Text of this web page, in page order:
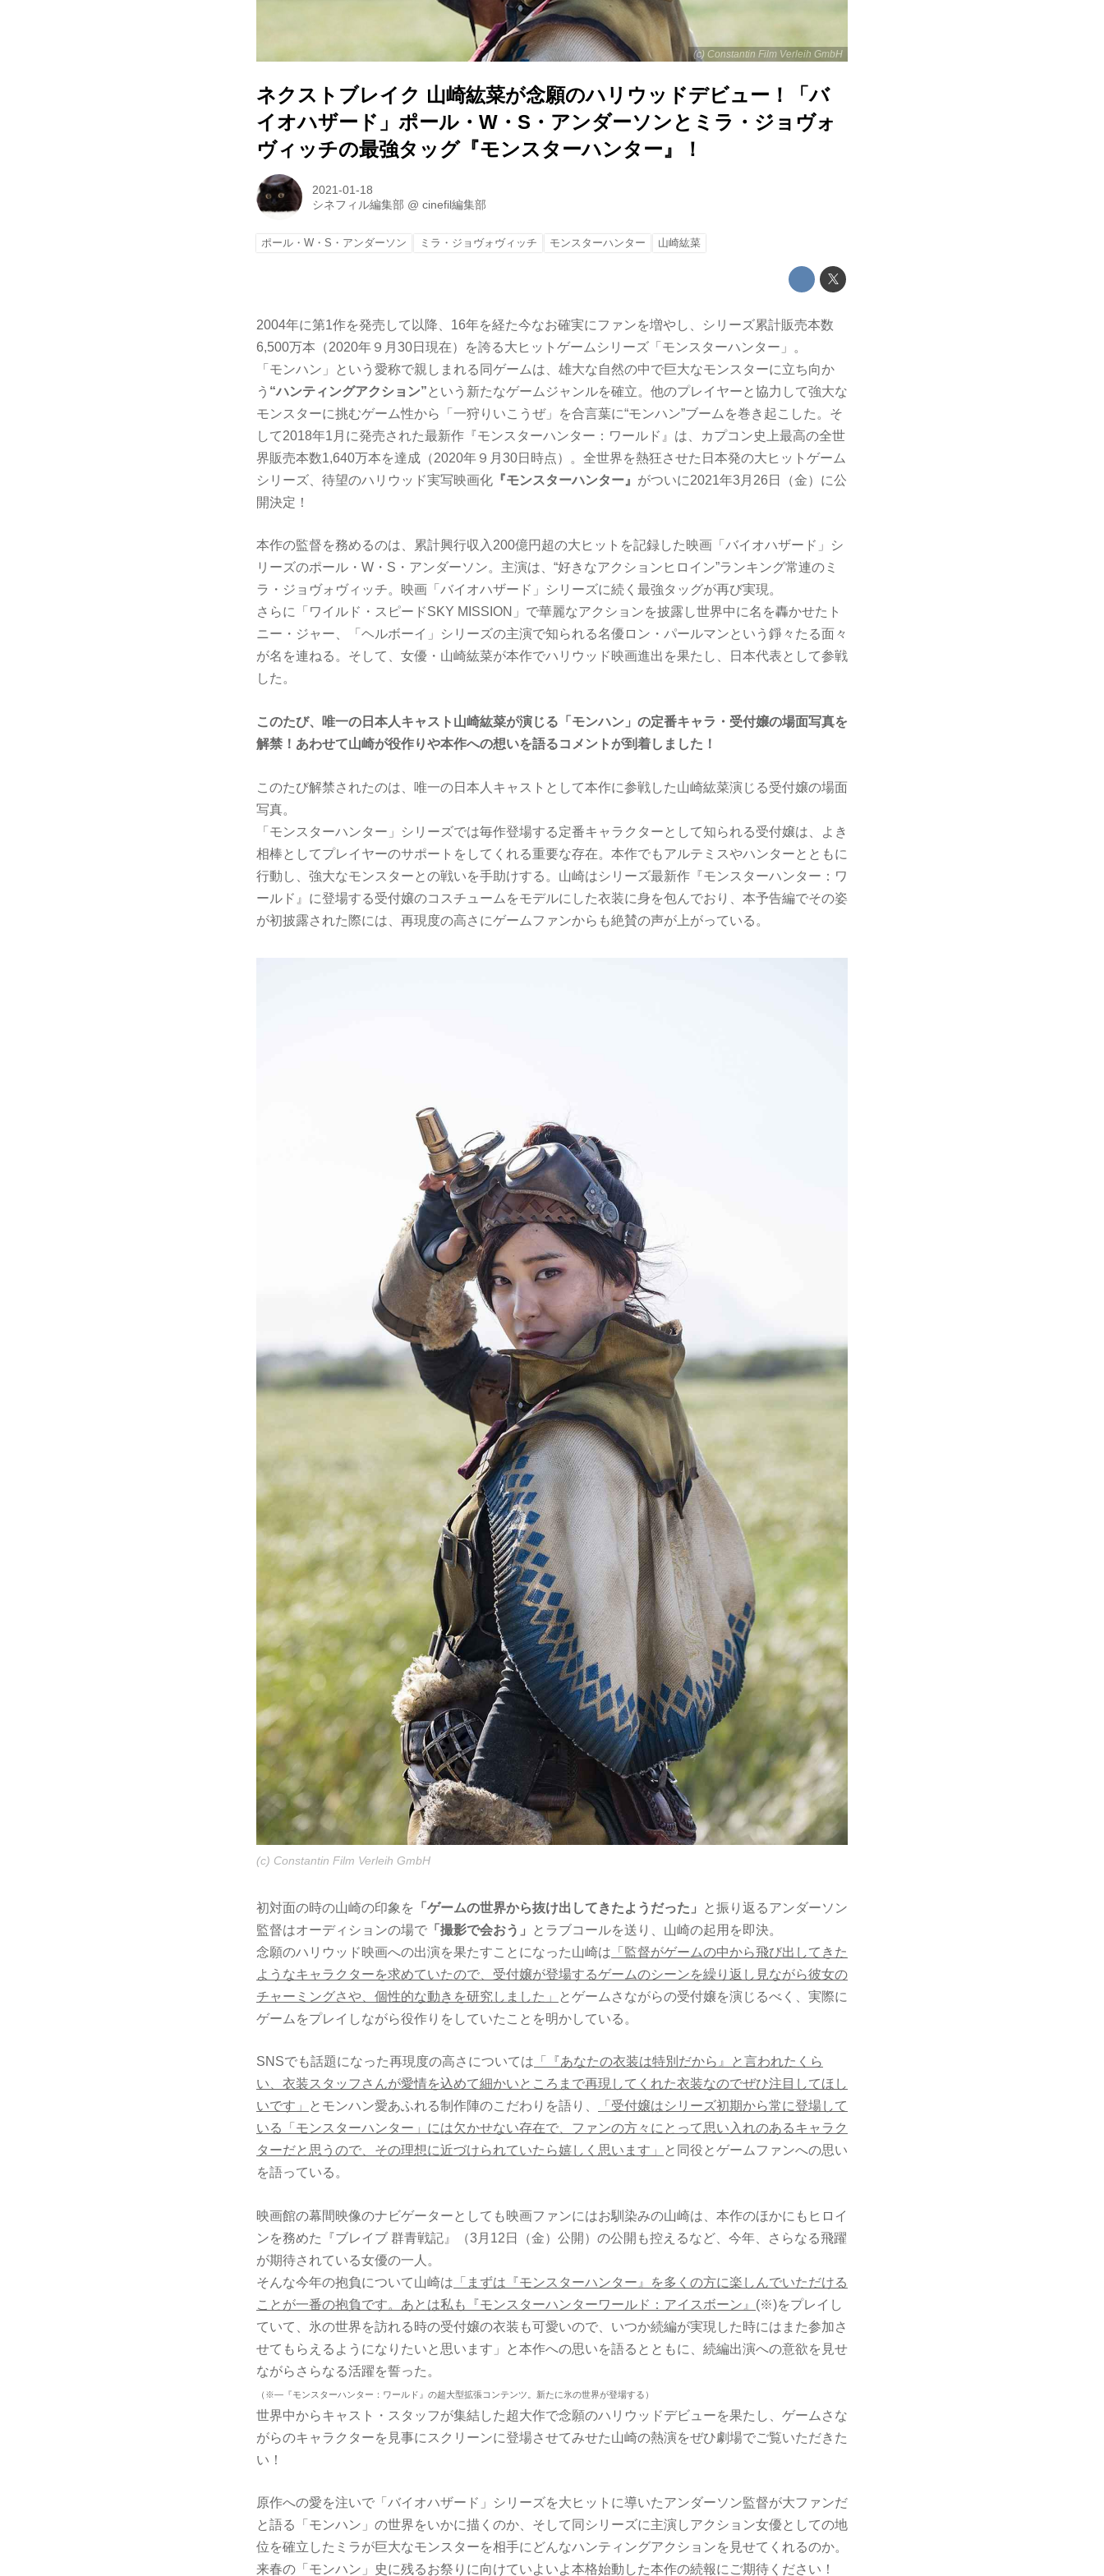
(c) Constantin Film Verleih GmbH
ネクストブレイク 山崎紘菜が念願のハリウッドデビュー！「バ
イオハザード」ポール・W・S・アンダーソンとミラ・ジョヴォ
ヴィッチの最強タッグ『モンスターハンター』！
2021-01-18
シネフィル編集部 @cinefil編集部
ポール・W・S・アンダーソン ミラ・ジョヴォヴィッチ モンスターハンター 山崎紘菜
2004年に第1作を発売して以降、16年を経た今なお確実にファンを増やし、シリーズ累計販売本数
6,500万本（2020年９月30日現在）を誇る大ヒットゲームシリーズ「モンスターハンター」。
「モンハン」という愛称で親しまれる同ゲームは、雄大な自然の中で巨大なモンスターに立ち向か
う “ハンティングアクション” という新たなゲームジャンルを確立。他のプレイヤーと協力して強大な
モンスターに挑むゲーム性から「一狩りいこうぜ」を合言葉に“モンハン”ブームを巻き起こした。そ
して2018年1月に発売された最新作『モンスターハンター：ワールド』は、カプコン史上最高の全世
界販売本数1,640万本を達成（2020年９月30日時点）。全世界を熱狂させた日本発の大ヒットゲーム
シリーズ、待望のハリウッド実写映画化 『モンスターハンター』 がついに2021年3月26日（金）に公
開決定！
本作の監督を務めるのは、累計興行収入200億円超の大ヒットを記録した映画「バイオハザード」シ
リーズのポール・W・S・アンダーソン。主演は、“好きなアクションヒロイン”ランキング常連のミ
ラ・ジョヴォヴィッチ。映画「バイオハザード」シリーズに続く最強タッグが再び実現。
さらに「ワイルド・スピードSKY MISSION」で華麗なアクションを披露し世界中に名を轟かせたト
ニー・ジャー、「ヘルボーイ」シリーズの主演で知られる名優ロン・パールマンという錚々たる面々
が名を連ねる。そして、女優・山崎紘菜が本作でハリウッド映画進出を果たし、日本代表として参戦
した。
このたび、唯一の日本人キャスト山崎紘菜が演じる「モンハン」の定番キャラ・受付嬢の場面写真を
解禁！あわせて山崎が役作りや本作への想いを語るコメントが到着しました！
このたび解禁されたのは、唯一の日本人キャストとして本作に参戦した山崎紘菜演じる受付嬢の場面
写真。
「モンスターハンター」シリーズでは毎作登場する定番キャラクターとして知られる受付嬢は、よき
相棒としてプレイヤーのサポートをしてくれる重要な存在。本作でもアルテミスやハンターとともに
行動し、強大なモンスターとの戦いを手助けする。山崎はシリーズ最新作『モンスターハンター：ワ
ールド』に登場する受付嬢のコスチュームをモデルにした衣装に身を包んでおり、本予告編でその姿
が初披露された際には、再現度の高さにゲームファンからも絶賛の声が上がっている。
(c) Constantin Film Verleih GmbH
初対面の時の山崎の印象を 「ゲームの世界から抜け出してきたようだった」
と振り返るアンダーソン
監督はオーディションの場で 「撮影で会おう」
とラブコールを送り、山崎の起用を即決。
念願のハリウッド映画への出演を果たすことになった山崎は 「監督がゲームの中から飛び出してきた
ようなキャラクターを求めていたので、受付嬢が登場するゲームのシーンを繰り返し見ながら彼女の
チャーミングさや、個性的な動きを研究しました」
とゲームさながらの受付嬢を演じるべく、実際に
ゲームをプレイしながら役作りをしていたことを明かしている。
SNSでも話題になった再現度の高さについては 「『あなたの衣装は特別だから』と言われたくら
い、衣装スタッフさんが愛情を込めて細かいところまで再現してくれた衣装なのでぜひ注目してほし
いです」
とモンハン愛あふれる制作陣のこだわりを語り、
「受付嬢はシリーズ初期から常に登場して
いる「モンスターハンター」には欠かせない存在で、ファンの方々にとって思い入れのあるキャラク
ターだと思うので、その理想に近づけられていたら嬉しく思います」
と同役とゲームファンへの思い
を語っている。
映画館の幕間映像のナビゲーターとしても映画ファンにはお馴染みの山崎は、本作のほかにもヒロイ
ンを務めた『ブレイブ 群青戦記』（3月12日（金）公開）の公開も控えるなど、今年、さらなる飛躍
が期待されている女優の一人。
そんな今年の抱負について山崎は 「まずは『モンスターハンター』を多くの方に楽しんでいただける
ことが一番の抱負です。あとは私も『モンスターハンターワールド：アイスボーン』 (※)をプレイし
ていて、氷の世界を訪れる時の受付嬢の衣装も可愛いので、いつか続編が実現した時にはまた参加さ
せてもらえるようになりたいと思います」と本作への思いを語るとともに、続編出演への意欲を見せ
ながらさらなる活躍を誓った。
（※―『モンスターハンター：ワールド』の超大型拡張コンテンツ。新たに氷の世界が登場する）
世界中からキャスト・スタッフが集結した超大作で念願のハリウッドデビューを果たし、ゲームさな
がらのキャラクターを見事にスクリーンに登場させてみせた山崎の熱演をぜひ劇場でご覧いただきた
い！
原作への愛を注いで「バイオハザード」シリーズを大ヒットに導いたアンダーソン監督が大ファンだ
と語る「モンハン」の世界をいかに描くのか、そして同シリーズに主演しアクション女優としての地
位を確立したミラが巨大なモンスターを相手にどんなハンティングアクションを見せてくれるのか。
来春の「モンハン」史に残るお祭りに向けていよいよ本格始動した本作の続報にご期待ください！